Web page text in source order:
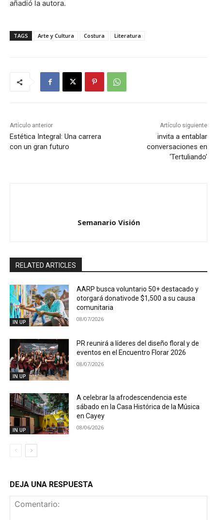
añadió la autora.
TAGS Arte y Cultura Costura Literatura
Artículo anterior
Estética Integral: Una carrera
con un gran futuro
Artículo siguiente
invita a entablar
conversaciones en
‘Tertuliando’
Semanario Visión
RELATED ARTICLES
IN UP
AARP busca voluntario 50+ destacado y
otorgará donativode $1,500 a su causa
comunitaria
08/07/2026
IN UP
PR reunirá a líderes del diseño floral y de
eventos en el Encuentro Florar 2026
08/07/2026
IN UP
A celebrar la afrodescendencia este
sábado en la Casa Histórica de la Música
en Cayey
08/06/2026
DEJA UNA RESPUESTA